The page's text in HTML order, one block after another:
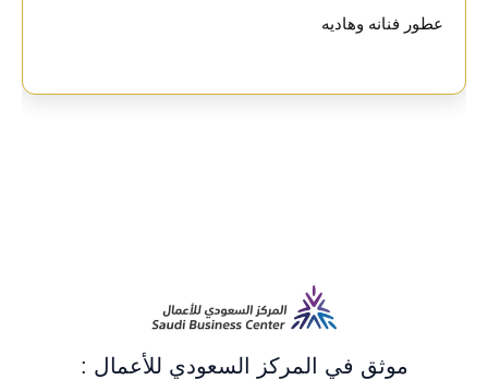
عطور فنانه وهاديه
موثق في المركز السعودي للأعمال :